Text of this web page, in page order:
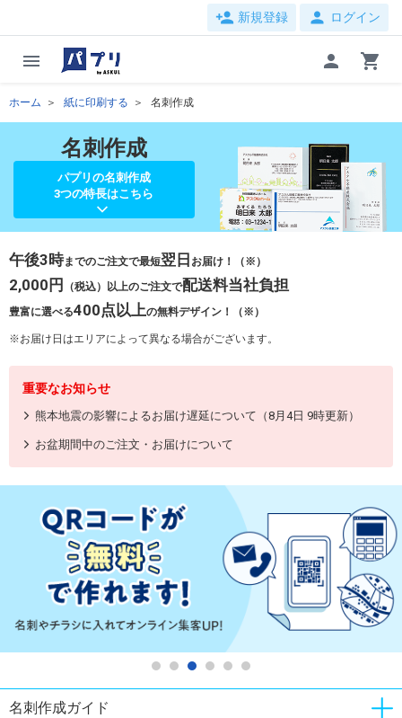
person_add 新規登録 person ログイン
menu person shopping_cart
ホーム 紙に印刷する 名刺作成
名刺作成
パプリの名刺作成
3つの特長はこちら
午後3時までのご注文で最短翌日 お届け！（※）
2,000円 （税込）以上のご注文で配送料当社負担
豊富に選べる400点以上の無料デザイン！（※）
お届け日はエリアによって異なる場合がございます。
重要なお知らせ
熊本地震の影響によるお届け遅延について（8月4日 9時更新）
お盆期間中のご注文・お届けについて
名刺作成ガイド